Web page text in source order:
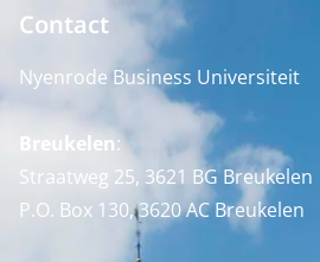
Contact
Nyenrode Business Universiteit
Breukelen:
Straatweg 25, 3621 BG Breukelen
P.O. Box 130, 3620 AC Breukelen